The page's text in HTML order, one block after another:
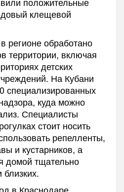
клещевой
регионе обработано
территории, включая
детских
На Кубани
специализированных
куда можно
Специалисты
стоит носить
репелленты,
и кустарников, а
домой тщательно
близких.